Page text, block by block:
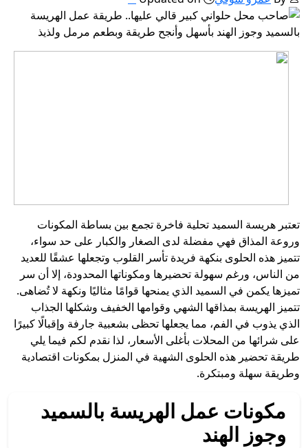
تعتبر هريسة السميد تحلية فاخرة تجمع بين بساطة المكونات
وروعة المذاق فهي مفضلة لدى الصغار والكبار على حد سواء،
تتميز هذه الحلوى بنكهة فريدة تأسر القلوب وتجعلها عشقًا للعديد
من الناس، ورغم سهولة تحضيرها ومكوناتها المحدودة، إلا أن سر
تميزها يكمن في السميد الذي يمنحها قوامًا مثاليًا ونكهة لا تُضاهى.
تتميز الهريسة بمذاقها الشهي وقوامها الخفيف وشكلها الجذاب
الذي يذوب في الفم، مما يجعلها تحظى بشعبية جارفة وإقبالًا كبيرًا
على شرائها من المحلات بأغلى الأسعار، لذا نقدم لكم فيما يلي
طريقة تحضير هذه الحلوى الشهية في المنزل بمكونات اقتصادية
وطريقة سهلة ومبتكرة.
مكونات عمل الهريسة بالسميد
وجوز الهند